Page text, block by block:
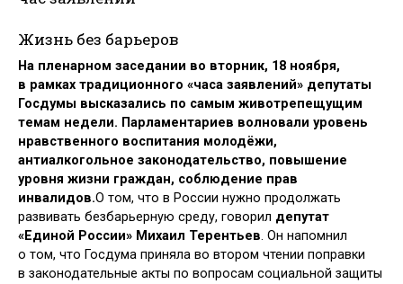
Жизнь без барьеров
На пленарном заседании во вторник, 18 ноября,
в рамках традиционного «часа заявлений» депутаты
Госдумы высказались по самым животрепещущим
темам недели. Парламентариев волновали уровень
нравственного воспитания молодёжи,
антиалкогольное законодательство, повышение
уровня жизни граждан, соблюдение прав
инвалидов.О том, что в России нужно продолжать
развивать безбарьерную среду, говорил депутат
«Единой России» Михаил Терентьев. Он напомнил
о том, что Госдума приняла во втором чтении поправки
в законодательные акты по вопросам социальной защиты